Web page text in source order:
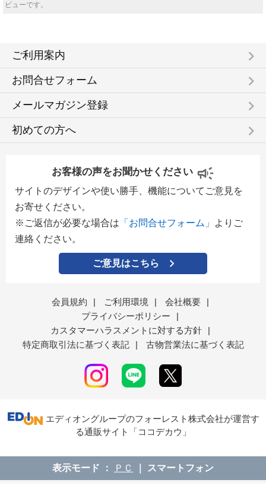
ビューです。
ご利用案内 keyboard_arrow_right
お問合せフォーム keyboard_arrow_right
メールマガジン登録 keyboard_arrow_right
初めての方へ keyboard_arrow_right
お客様の声をお聞かせください
サイトのデザインや使い勝手、機能についてご意見を
お寄せください。
※ご返信が必要な場合は 「お問合せフォーム」
よりご
連絡ください。
ご意見はこちら
会員規約 | ご利用環境 | 会社概要
|
プライバシーポリシー
|
カスタマーハラスメントに対する方針
|
特定商取引法に基づく表記
| 古物営業法に基づく表記
エディオングループのフォーレスト株式会社が運営す
る通販サイト「ココデカウ」
表示モード ＰＣ スマートフォン